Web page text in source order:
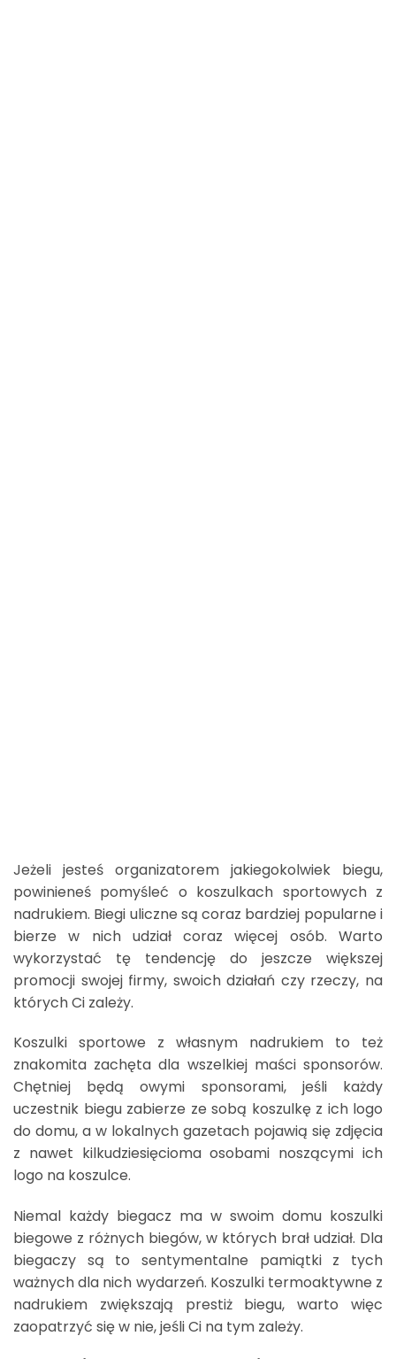
Jeżeli jesteś organizatorem jakiegokolwiek biegu,
powinieneś pomyśleć o koszulkach sportowych z
nadrukiem. Biegi uliczne są coraz bardziej popularne i
bierze w nich udział coraz więcej osób. Warto
wykorzystać tę tendencję do jeszcze większej
promocji swojej firmy, swoich działań czy rzeczy, na
których Ci zależy.
Koszulki sportowe z własnym nadrukiem to też
znakomita zachęta dla wszelkiej maści sponsorów.
Chętniej będą owymi sponsorami, jeśli każdy
uczestnik biegu zabierze ze sobą koszulkę z ich logo
do domu, a w lokalnych gazetach pojawią się zdjęcia
z nawet kilkudziesięcioma osobami noszącymi ich
logo na koszulce.
Niemal każdy biegacz ma w swoim domu koszulki
biegowe z różnych biegów, w których brał udział. Dla
biegaczy są to sentymentalne pamiątki z tych
ważnych dla nich wydarzeń. Koszulki termoaktywne z
nadrukiem zwiększają prestiż biegu, warto więc
zaopatrzyć się w nie, jeśli Ci na tym zależy.